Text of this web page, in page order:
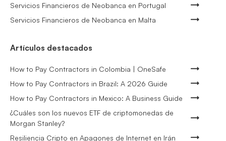
Servicios Financieros de Neobanca en Portugal
Servicios Financieros de Neobanca en Malta
Artículos destacados
How to Pay Contractors in Colombia | OneSafe
How to Pay Contractors in Brazil: A 2026 Guide
How to Pay Contractors in Mexico: A Business Guide
¿Cuáles son los nuevos ETF de criptomonedas de
Morgan Stanley?
Resiliencia Cripto en Apagones de Internet en Irán